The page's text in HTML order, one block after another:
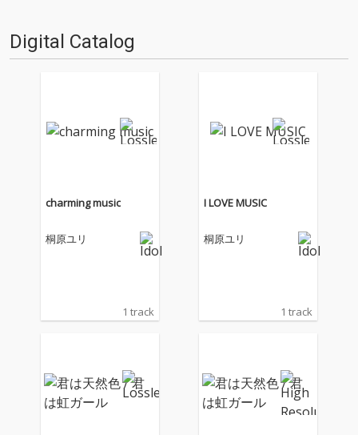
これまでライヴ会場や一部店舗
のみで発売していた4タイトル
Digital Catalog
charming music
桐原ユリ
1 track
I LOVE MUSIC
桐原ユリ
1 track